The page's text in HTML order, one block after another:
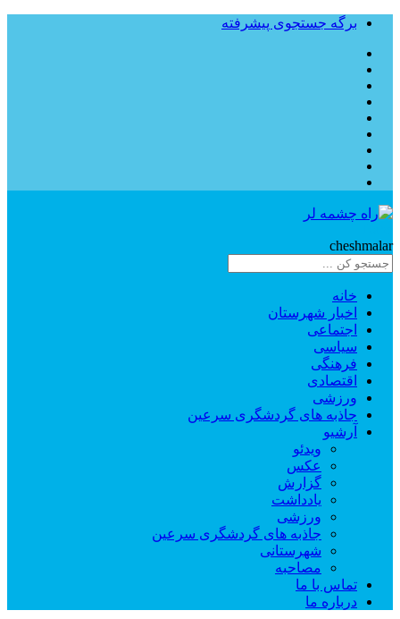
برگه جستجوی پیشرفته
cheshmalar
خانه
اخبار شهرستان
اجتماعی
سیاسی
فرهنگی
اقتصادی
ورزشی
جاذبه های گردشگری سرعین
آرشیو
ویدئو
عکس
گزارش
یادداشت
ورزشی
جاذبه های گردشگری سرعین
شهرستانی
مصاحبه
تماس با ما
درباره ما